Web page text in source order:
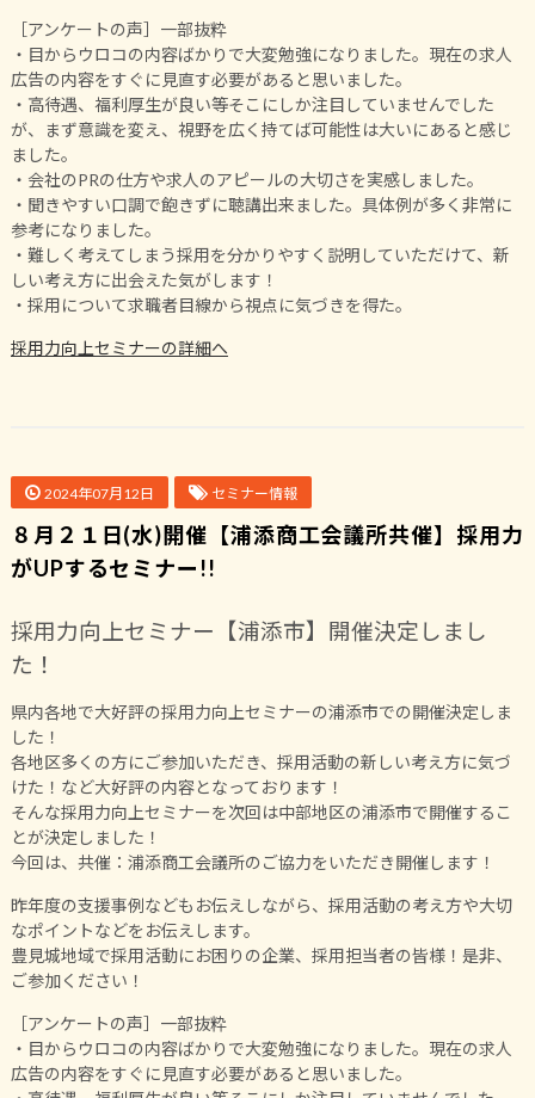
［アンケートの声］一部抜粋
・目からウロコの内容ばかりで大変勉強になりました。現在の求人
広告の内容をすぐに見直す必要があると思いました。
・高待遇、福利厚生が良い等そこにしか注目していませんでした
が、まず意識を変え、視野を広く持てば可能性は大いにあると感じ
ました。
・会社のPRの仕方や求人のアピールの大切さを実感しました。
・聞きやすい口調で飽きずに聴講出来ました。具体例が多く非常に
参考になりました。
・難しく考えてしまう採用を分かりやすく説明していただけて、新
しい考え方に出会えた気がします！
・採用について求職者目線から視点に気づきを得た。
採用力向上セミナーの詳細へ
2024年07月12日 セミナー情報
８月２１日(水)開催【浦添商工会議所共催】採用力
がUPするセミナー!!
採用力向上セミナー【浦添市】開催決定しまし
た！
県内各地で大好評の採用力向上セミナーの浦添市での開催決定しま
した！
各地区多くの方にご参加いただき、採用活動の新しい考え方に気づ
けた！など大好評の内容となっております！
そんな採用力向上セミナーを次回は中部地区の浦添市で開催するこ
とが決定しました！
今回は、共催：浦添商工会議所のご協力をいただき開催します！
昨年度の支援事例などもお伝えしながら、採用活動の考え方や大切
なポイントなどをお伝えします。
豊見城地域で採用活動にお困りの企業、採用担当者の皆様！是非、
ご参加ください！
［アンケートの声］一部抜粋
・目からウロコの内容ばかりで大変勉強になりました。現在の求人
広告の内容をすぐに見直す必要があると思いました。